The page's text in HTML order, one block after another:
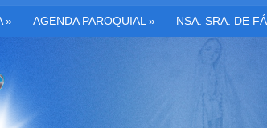
» AGENDA PAROQUIAL » NSA. SRA. DE